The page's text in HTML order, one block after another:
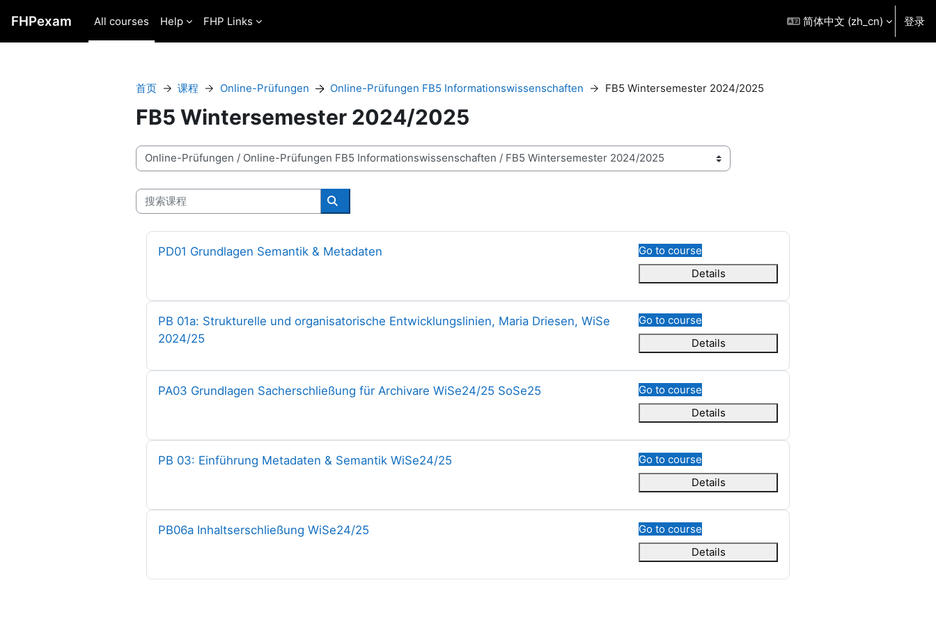
FHPexam All courses Help FHP Links 简体中文 ‎(zh_cn)‎ 登录
首页 课程 Online-Prüfungen Online-Prüfungen FB5 Informationswissenschaften FB5 Wintersemester 2024/2025
FB5 Wintersemester 2024/2025
课程类别
搜索课程
搜索课程
课程名称
PD01 Grundlagen Semantik & Metadaten
Go to course
Details
课程名称
PB 01a: Strukturelle und organisatorische Entwicklungslinien, Maria Driesen, WiSe
2024/25
Go to course
Details
课程名称
PA03 Grundlagen Sacherschließung für Archivare WiSe24/25 SoSe25
Go to course
Details
课程名称
PB 03: Einführung Metadaten & Semantik WiSe24/25
Go to course
Details
课程名称
PB06a Inhaltserschließung WiSe24/25
Go to course
Details